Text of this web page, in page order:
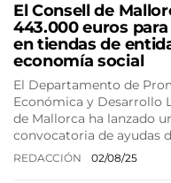
El Consell de
443.000 euros
en tiendas de
economía social
El Departamento de
Económica y Desarrollo
de Mallorca ha lanzado
convocatoria de ayudas
REDACCIÓN 02/08/25